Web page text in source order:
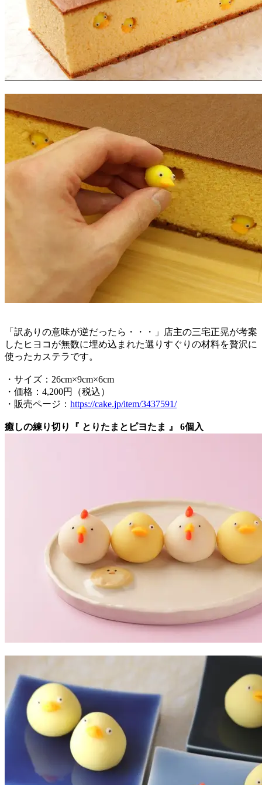
「訳ありの意味が逆だったら・・・」店主の三宅正晃が考案
したヒヨコが無数に埋め込まれた選りすぐりの材料を贅沢に
使ったカステラです。
・サイズ：26cm×9cm×6cm
・価格：4,200円（税込）
・販売ページ： https://cake.jp/item/3437591/
癒しの練り切り『 とりたまとピヨたま 』 6個入